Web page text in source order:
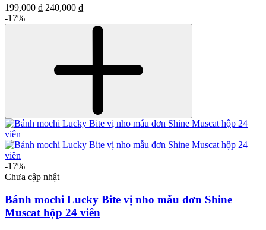
199,000 ₫ 240,000 ₫
-17%
-17%
Chưa cập nhật
Bánh mochi Lucky Bite vị nho mẫu đơn Shine
Muscat hộp 24 viên